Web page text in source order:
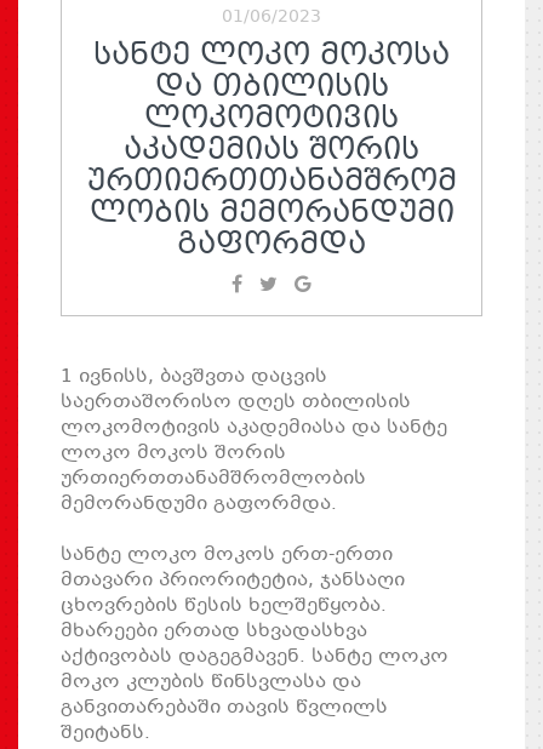
01/06/2023
ᲡᲐᲜᲢᲔ ᲚᲝᲙᲝ ᲛᲝᲙᲝᲡᲐ
ᲓᲐ ᲗᲑᲘᲚᲘᲡᲘᲡ
ᲚᲝᲙᲝᲛᲝᲢᲘᲕᲘᲡ
ᲐᲙᲐᲓᲔᲛᲘᲐᲡ ᲨᲝᲠᲘᲡ
ᲣᲠᲗᲘᲔᲠᲗᲗᲐᲜᲐᲛᲨᲠᲝᲛ
ᲚᲝᲑᲘᲡ ᲛᲔᲛᲝᲠᲐᲜᲓᲣᲛᲘ
ᲒᲐᲤᲝᲠᲛᲓᲐ
1 ივნისს, ბავშვთა დაცვის
საერთაშორისო დღეს თბილისის
ლოკომოტივის აკადემიასა და სანტე
ლოკო მოკოს შორის
ურთიერთთანამშრომლობის
მემორანდუმი გაფორმდა.
სანტე ლოკო მოკოს ერთ-ერთი
მთავარი პრიორიტეტია, ჯანსაღი
ცხოვრების წესის ხელშეწყობა.
მხარეები ერთად სხვადასხვა
აქტივობას დაგეგმავენ. სანტე ლოკო
მოკო კლუბის წინსვლასა და
განვითარებაში თავის წვლილს
შეიტანს.